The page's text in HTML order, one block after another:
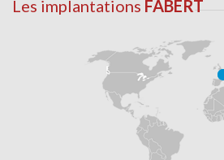
Les implantations FABERT